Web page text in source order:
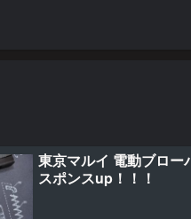
東京マルイ 電動ブロー
スポンスup！！！